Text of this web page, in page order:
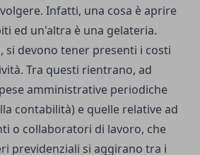
Infatti, una cosa è aprire
ed un'altra è una gelateria.
si devono tener presenti i costi
Tra questi rientrano, ad
amministrative periodiche
contabilità) e quelle relative ad
o collaboratori di lavoro, che
previdenziali si aggirano tra i